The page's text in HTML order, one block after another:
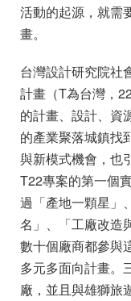
活動的起源，就需
畫。
台灣設計研究院社
計畫（T為台灣，
的計畫、設計、資
的產業聚落城鎮找
與新模式機會，也
T22專案的第一個
過「產地一顆星」
名」、「工廠改造
數十個廠商都參與
多元多面向計畫。
廠，並且與雄獅旅